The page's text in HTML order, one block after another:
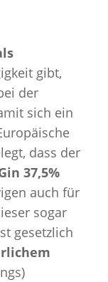
gibt,
der
sich ein
dass der
37,5%
auch für
sogar
gesetzlich